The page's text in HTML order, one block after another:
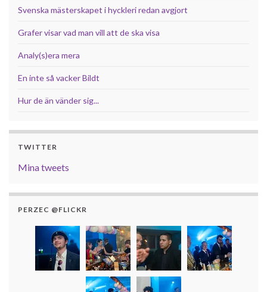
Svenska mästerskapet i hyckleri redan avgjort
Grafer visar vad man vill att de ska visa
Analy(s)era mera
En inte så vacker Bildt
Hur de än vänder sig...
TWITTER
Mina tweets
PERZEC @FLICKR